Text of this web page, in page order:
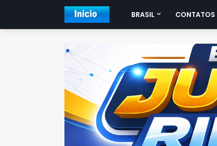
BRASIL CONTATOS